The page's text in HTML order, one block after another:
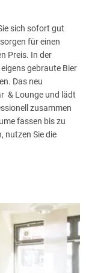
sich sofort gut
für einen
Preis. In der
gebraute Bier
Das neu
& Lounge und lädt
zusammen
fassen bis zu
nutzen Sie die
gerne mit
Darüber
wie